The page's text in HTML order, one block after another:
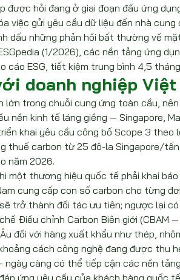
được hỏi đang ở giai đoạn đầu ứng
việc gửi yêu cầu dữ liệu đến nhà
dấu những phản hồi bất thường về
(1/2026), các nền tảng ứng
cáo ESG, tiết kiệm trung bình 4,5
doanh nghiệp Việt
lớn trong chuỗi cung ứng toàn cầu,
nền kinh tế láng giềng — Singapore,
khai yêu cầu công bố Scope 3
thuế carbon từ 25 đô-la Singapore/
năm 2026.
một thương hiệu quốc tế phải khai
cung cấp con số carbon cho từng
trở thành đối tác ưu tiên; ngược lại
Điều chỉnh Carbon Biên giới (CBAM
đối với hàng xuất khẩu như thép,
cách công nghệ đang được thu
ngày càng có thể tiếp cận các nền
ứng yêu cầu của khách hàng quốc